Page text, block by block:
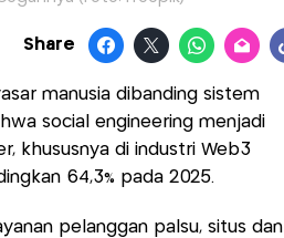
Share
manusia dibanding sistem
social engineering menjadi
khususnya di industri Web3
64,3% pada 2025.
pelanggan palsu, situs dan